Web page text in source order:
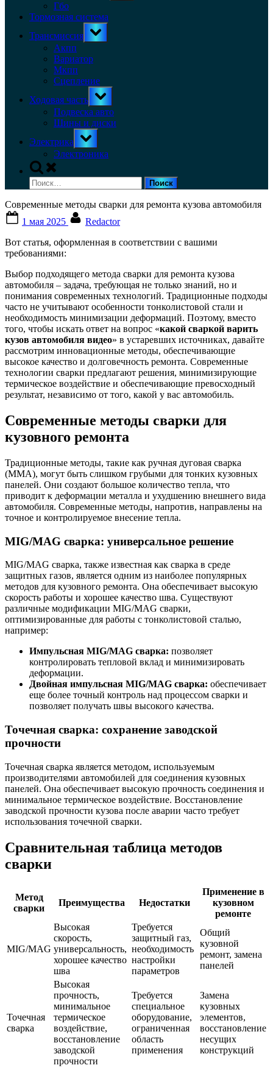
Гбо
Тормозная система
Трансмиссия
Toggle
sub-
Акпп
Вариатор
Мкпп
Сцепление
Ходовая часть
Toggle
sub-
menu
Подвеска авто
Шины и диски
Электрика
Toggle
sub-
menu
Электроника
Toggle
search
form
Найти:
Современные методы сварки для ремонта кузова автомобиля
on
1 мая 2025
Redactor
Вот статья, оформленная в соответствии с вашими
требованиями:
Выбор подходящего метода сварки для ремонта кузова
автомобиля – задача, требующая не только знаний, но и
понимания современных технологий. Традиционные подходы
часто не учитывают особенности тонколистовой стали и
необходимость минимизации деформаций. Поэтому, вместо
того, чтобы искать ответ на вопрос «какой сваркой варить
кузов автомобиля видео» в устаревших источниках, давайте
рассмотрим инновационные методы, обеспечивающие
высокое качество и долговечность ремонта. Современные
технологии сварки предлагают решения, минимизирующие
термическое воздействие и обеспечивающие превосходный
результат, независимо от того, какой у вас автомобиль.
Современные методы сварки для
кузовного ремонта
Традиционные методы, такие как ручная дуговая сварка
(MMA), могут быть слишком грубыми для тонких кузовных
панелей. Они создают большое количество тепла, что
приводит к деформации металла и ухудшению внешнего вида
автомобиля. Современные методы, напротив, направлены на
точное и контролируемое внесение тепла.
MIG/MAG сварка: универсальное решение
MIG/MAG сварка, также известная как сварка в среде
защитных газов, является одним из наиболее популярных
методов для кузовного ремонта. Она обеспечивает высокую
скорость работы и хорошее качество шва. Существуют
различные модификации MIG/MAG сварки,
оптимизированные для работы с тонколистовой сталью,
например:
Импульсная MIG/MAG сварка: позволяет
контролировать тепловой вклад и минимизировать
деформации.
Двойная импульсная MIG/MAG сварка: обеспечивает
еще более точный контроль над процессом сварки и
позволяет получать швы высокого качества.
Точечная сварка: сохранение заводской
прочности
Точечная сварка является методом, используемым
производителями автомобилей для соединения кузовных
панелей. Она обеспечивает высокую прочность соединения и
минимальное термическое воздействие. Восстановление
заводской прочности кузова после аварии часто требует
использования точечной сварки.
Сравнительная таблица методов
сварки
Метод
сварки
Преимущества Недостатки
Применение в
кузовном
ремонте
MIG/MAG
Высокая
скорость,
универсальность,
хорошее качество
шва
Требуется
защитный газ,
необходимость
настройки
параметров
Общий
кузовной
ремонт, замена
панелей
Точечная
сварка
Высокая
прочность,
минимальное
термическое
воздействие,
восстановление
заводской
прочности
Требуется
специальное
оборудование,
ограниченная
область
применения
Замена
кузовных
элементов,
восстановление
несущих
конструкций